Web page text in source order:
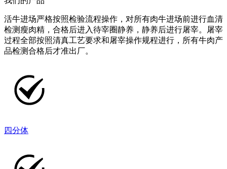
活牛进场严格按照检验流程操作，对所有肉牛进场前进行血清
检测瘦肉精，合格后进入待宰圈静养，静养后进行屠宰。屠宰
过程全部按照清真工艺要求和屠宰操作规程进行，所有牛肉产
品检测合格后才准出厂。
四分体